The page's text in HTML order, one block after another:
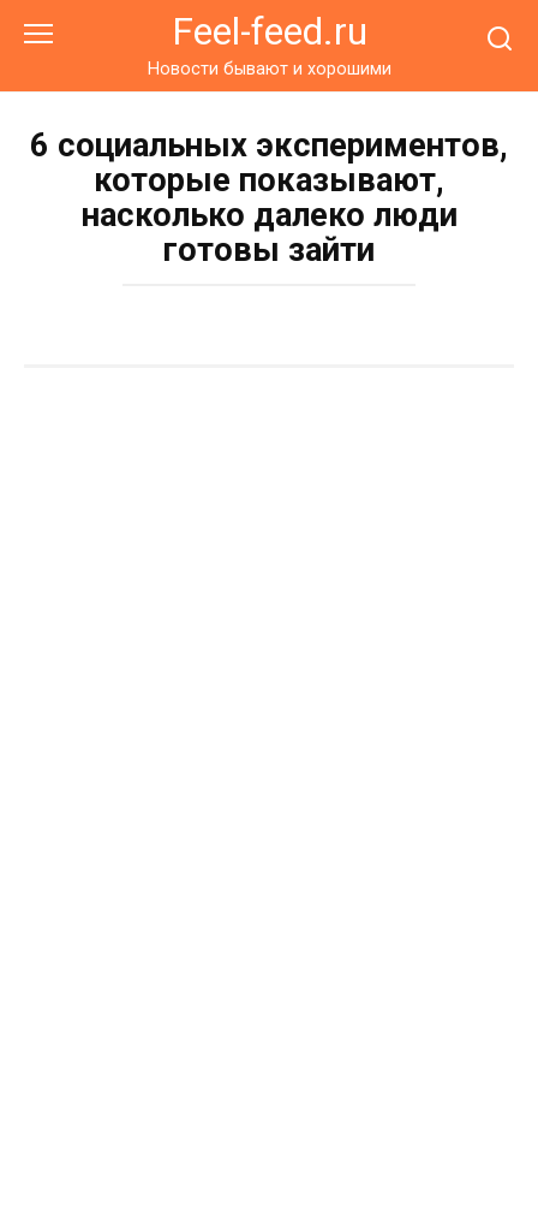
Feel-feed.ru
Новости бывают и хорошими
6 социальных экспериментов,
которые показывают,
насколько далеко люди
готовы зайти